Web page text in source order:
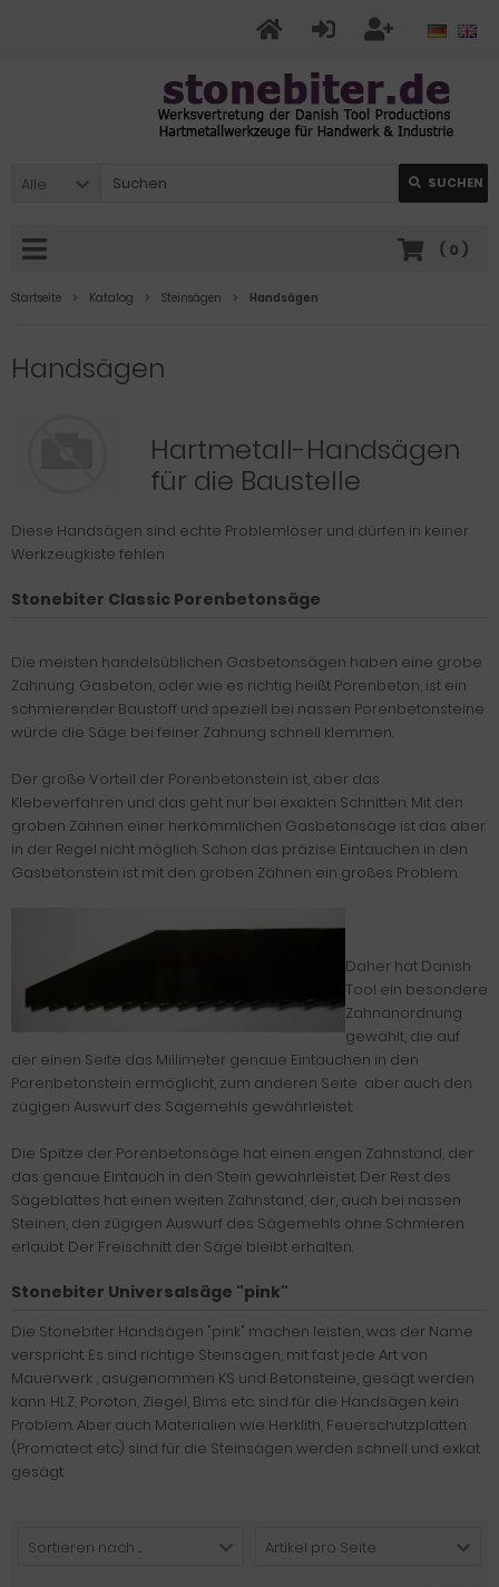
Alle SUCHEN
( 0 )
Startseite Katalog Steinsägen Handsägen
Handsägen
Hartmetall-Handsägen
für die Baustelle
Diese Handsägen sind echte Problemlöser und dürfen in keiner
Werkzeugkiste fehlen
Stonebiter Classic Porenbetonsäge
Die meisten handelsüblichen Gasbetonsägen haben eine grobe
Zahnung. Gasbeton, oder wie es richtig heißt Porenbeton, ist ein
schmierender Baustoff und speziell bei nassen Porenbetonsteine
würde die Säge bei feiner Zahnung schnell klemmen.
Der große Vorteil der Porenbetonstein ist, aber das
Klebeverfahren und das geht nur bei exakten Schnitten. Mit den
groben Zähnen einer herkömmlichen Gasbetonsäge ist das aber
in der Regel nicht möglich. Schon das präzise Eintauchen in den
Gasbetonstein ist mit den groben Zähnen ein großes Problem.
Daher hat Danish
Tool ein besondere
Zahnanordnung
gewählt, die auf
der einen Seite das Millimeter genaue Eintauchen in den
Porenbetonstein ermöglicht, zum anderen Seite aber auch den
zügigen Auswurf des Sägemehls gewährleistet:
Die Spitze der Porenbetonsäge hat einen engen Zahnstand, der
das genaue Eintauch in den Stein gewährleistet. Der Rest des
Sägeblattes hat einen weiten Zahnstand, der, auch bei nassen
Steinen, den zügigen Auswurf des Sägemehls ohne Schmieren
erlaubt. Der Freischnitt der Säge bleibt erhalten.
Stonebiter Universalsäge "pink"
Die Stonebiter Handsägen "pink" machen leisten, was der Name
verspricht. Es sind richtige Steinsägen, mit fast jede Art von
Mauerwerk , asugenommen KS und Betonsteine, gesägt werden
kann. HLZ, Poroton, Ziegel, Bims etc. sind für die Handsägen kein
Problem. Aber auch Materialien wie Herklith, Feuerschutzplatten
(Promatect etc) sind für die Steinsägen werden schnell und exkat
gesägt.
Sortieren nach ... Artikel pro Seite